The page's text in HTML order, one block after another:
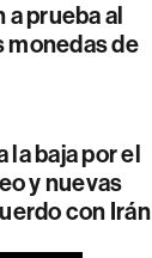
a prueba al
monedas de
la baja por el
y nuevas
con Irán